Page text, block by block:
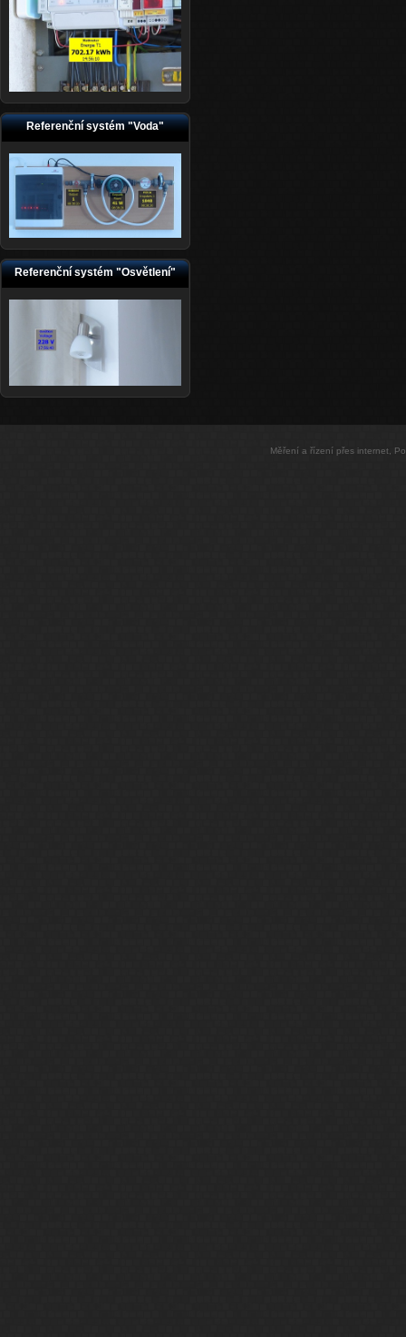
Referenční systém "Voda"
Referenční systém "Osvětlení"
Měření a řízení přes internet,